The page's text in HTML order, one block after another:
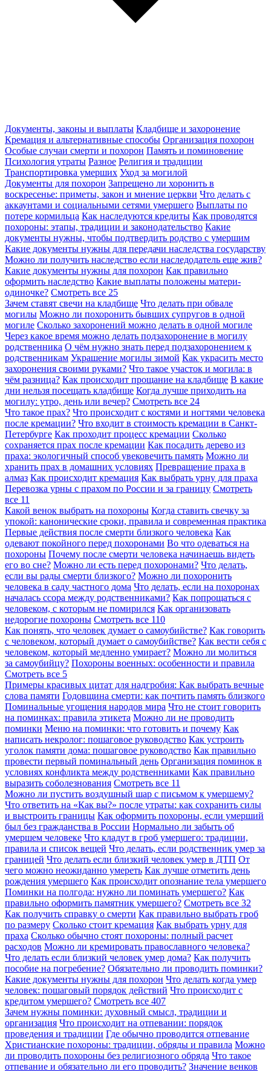
Документы, законы и выплаты Кладбище и захоронение
Кремация и альтернативные способы Организация похорон
Особые случаи смерти и похорон Память и поминовение
Психология утраты Разное Религия и традиции
Транспортировка умерших Уход за могилой
Документы для похорон Запрещено ли хоронить в
воскресенье: приметы, закон и мнение церкви Что делать с
аккаунтами и социальными сетями умершего Выплаты по
потере кормильца Как наследуются кредиты Как проводятся
похороны: этапы, традиции и законодательство Какие
документы нужны, чтобы подтвердить родство с умершим
Какие документы нужны для передачи наследства государству
Можно ли получить наследство если наследодатель еще жив?
Какие документы нужны для похорон Как правильно
оформить наследство Какие выплаты положены матери-
одиночке? Смотреть все 25
Зачем ставят свечи на кладбище Что делать при обвале
могилы Можно ли похоронить бывших супругов в одной
могиле Сколько захоронений можно делать в одной могиле
Через какое время можно делать подзахоронение в могилу
родственника О чём нужно знать перед подзахоронением к
родственникам Украшение могилы зимой Как украсить место
захоронения своими руками? Что такое участок и могила: в
чём разница? Как происходит прощание на кладбище В какие
дни нельзя посещать кладбище Когда лучше приходить на
могилу: утро, день или вечер? Смотреть все 24
Что такое прах? Что происходит с костями и ногтями человека
после кремации? Что входит в стоимость кремации в Санкт-
Петербурге Как проходит процесс кремации Сколько
сохраняется прах после кремации Как посадить дерево из
праха: экологичный способ увековечить память Можно ли
хранить прах в домашних условиях Превращение праха в
алмаз Как происходит кремация Как выбрать урну для праха
Перевозка урны с прахом по России и за границу Смотреть
все 11
Какой венок выбрать на похороны Когда ставить свечку за
упокой: канонические сроки, правила и современная практика
Первые действия после смерти близкого человека Как
одевают покойного перед похоронами Во что одеваться на
похороны Почему после смерти человека начинаешь видеть
его во сне? Можно ли есть перед похоронами? Что делать,
если вы рады смерти близкого? Можно ли похоронить
человека в саду частного дома Что делать, если на похоронах
началась ссора между родственниками? Как попрощаться с
человеком, с которым не помирился Как организовать
недорогие похороны Смотреть все 110
Как понять, что человек думает о самоубийстве? Как говорить
с человеком, который думает о самоубийстве? Как вести себя с
человеком, который медленно умирает? Можно ли молиться
за самоубийцу? Похороны военных: особенности и правила
Смотреть все 5
Примеры красивых цитат для надгробия: Как выбрать вечные
слова памяти Годовщина смерти: как почтить память близкого
Поминальные угощения народов мира Что не стоит говорить
на поминках: правила этикета Можно ли не проводить
поминки Меню на поминки: что готовить и почему Как
написать некролог: пошаговое руководство Как устроить
уголок памяти дома: пошаговое руководство Как правильно
провести первый поминальный день Организация поминок в
условиях конфликта между родственниками Как правильно
выразить соболезнования Смотреть все 11
Можно ли пустить воздушный шар с письмом к умершему?
Что ответить на «Как вы?» после утраты: как сохранить силы
и выстроить границы Как оформить похороны, если умерший
был без гражданства в России Нормально ли забыть об
умершем человеке Что кладут в гроб умершего: традиции,
правила и список вещей Что делать, если родственник умер за
границей Что делать если близкий человек умер в ДТП От
чего можно неожиданно умереть Как лучше отметить день
рождения умершего Как происходит опознание тела умершего
Поминки на полгода: нужно ли поминать умершего? Как
правильно оформить памятник умершего? Смотреть все 32
Как получить справку о смерти Как правильно выбрать гроб
по размеру Сколько стоит кремация Как выбрать урну для
праха Сколько обычно стоят похороны: полный расчет
расходов Можно ли кремировать православного человека?
Что делать если близкий человек умер дома? Как получить
пособие на погребение? Обязательно ли проводить поминки?
Какие документы нужны для похорон Что делать когда умер
человек: пошаговый порядок действий Что происходит с
кредитом умершего? Смотреть все 407
Зачем нужны поминки: духовный смысл, традиции и
организация Что происходит на отпевании: порядок
проведения и традиции Где обычно проводится отпевание
Христианские похороны: традиции, обряды и правила Можно
ли проводить похороны без религиозного обряда Что такое
отпевание и обязательно ли его проводить? Значение венков